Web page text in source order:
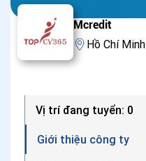
Mcredit
Hồ Chí Minh
Vị trí đang tuyển: 0
Giới thiệu công ty